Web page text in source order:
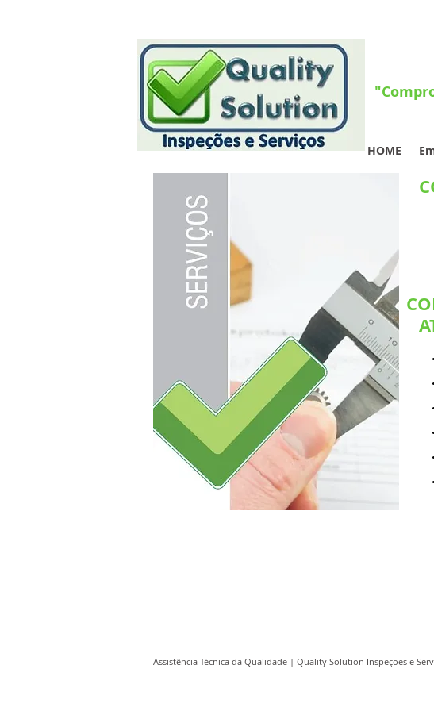
HOME
Assistência Técnica da Qualidade | Quality Solution Inspeções e